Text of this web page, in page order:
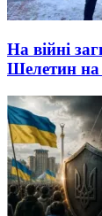
На війні
Шелетин на